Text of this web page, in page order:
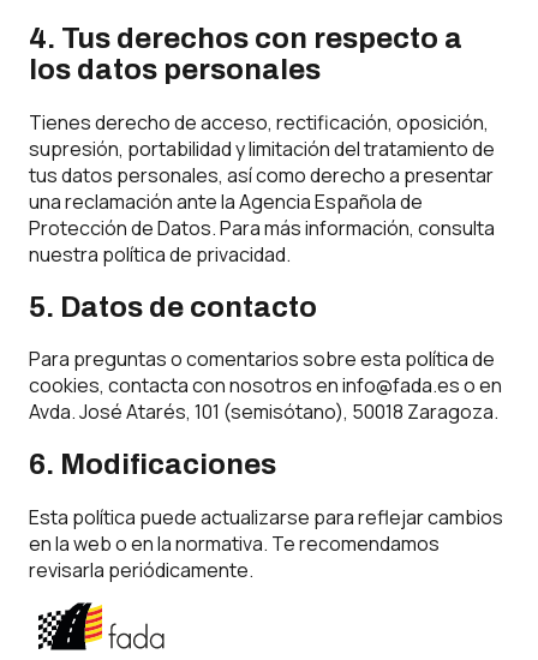
4. Tus derechos con respecto a
los datos personales
Tienes derecho de acceso, rectificación, oposición,
supresión, portabilidad y limitación del tratamiento de
tus datos personales, así como derecho a presentar
una reclamación ante laAgencia Española de
Protección de Datos. Para más información, consulta
nuestra política de privacidad.
5. Datos de contacto
Para preguntas o comentarios sobre esta política de
cookies, contacta con nosotros eninfo@fada.eso en
Avda. José Atarés, 101 (semisótano), 50018 Zaragoza.
6. Modificaciones
Esta política puede actualizarse para reflejar cambios
en la web o en la normativa. Te recomendamos
revisarla periódicamente.